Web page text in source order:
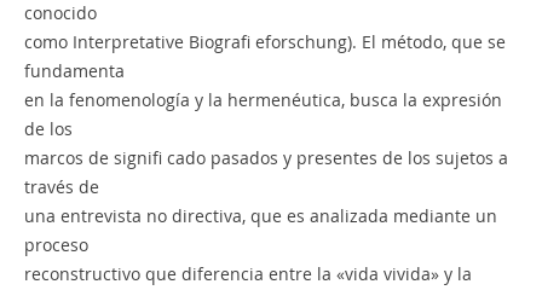
conocido
como Interpretative Biografi eforschung). El método, que se
fundamenta
en la fenomenología y la hermenéutica, busca la expresión
de los
marcos de signifi cado pasados y presentes de los sujetos a
través de
una entrevista no directiva, que es analizada mediante un
proceso
reconstructivo que diferencia entre la «vida vivida» y la